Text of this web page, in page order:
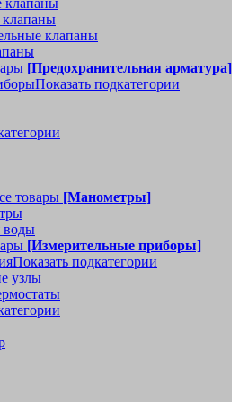
клапаны
клапаны
[Предохранительная арматура]
Показать подкатегории
товары [Манометры]
воды
[Измерительные приборы]
Показать подкатегории
узлы